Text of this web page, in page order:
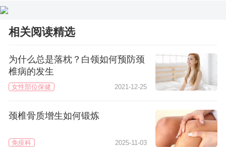
相关阅读精选
为什么总是落枕？白领如何预防颈
椎病的发生
女性部位保健 2021-12-25
颈椎骨质增生如何锻炼
免疫科 2025-11-03